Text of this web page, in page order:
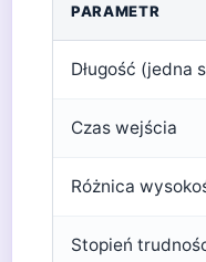
PARAMETR
Długość (jedna
Czas wejścia
Różnica
Stopień